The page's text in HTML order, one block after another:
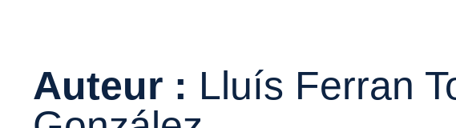
Auteur : Lluís Ferran